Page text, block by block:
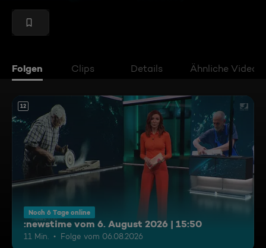
Folgen Clips Details Ähnliche Videos
12
Noch 6 Tage online
:newstime vom 6. August 2026 | 15:50
11 Min. Folge vom 06.08.2026